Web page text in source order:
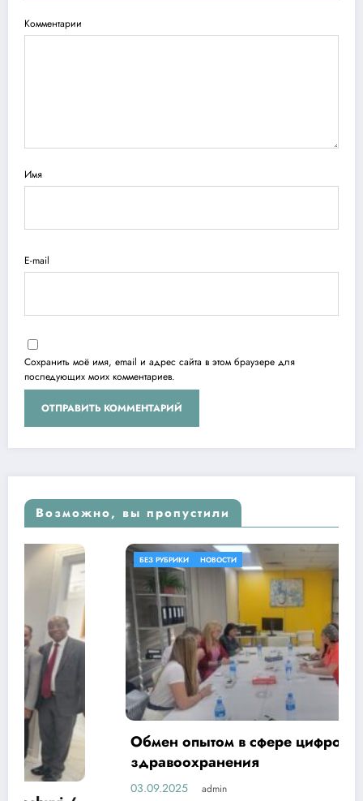
Комментарии
Имя
E-mail
Сохранить моё имя, email и адрес сайта в этом браузере для
последующих моих комментариев.
Возможно, вы пропустили
БЕЗ РУБРИКИ НОВОСТИ
Обмен опытом в сфере цифровизации
здравоохранения
admin